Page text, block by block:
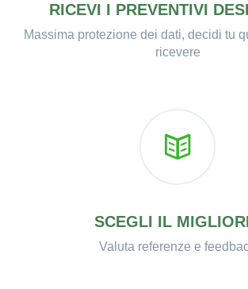
RICEVI I PREVENTIVI
Massima protezione dei dati, decidi tu
ricevere
SCEGLI IL
Valuta referenze e